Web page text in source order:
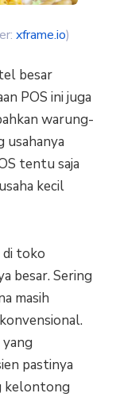
xframe.io)
besar
POS ini juga
warung-
usahanya
tentu saja
kecil
di toko
besar. Sering
masih
pastinya
kelontong